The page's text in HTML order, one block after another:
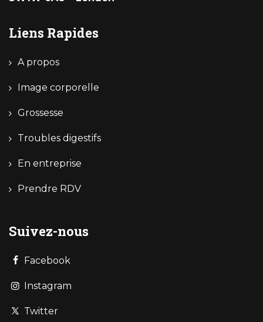
Liens Rapides
A propos
Image corporelle
Grossesse
Troubles digestifs
En entreprise
Prendre RDV
Suivez-nous
Facebook
Instagram
Twitter